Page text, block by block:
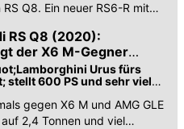
Q8. Ein neuer RS6-R mit
RS Q8 (2020):
der X6 M-Gegner
Urus fürs
stellt 600 PS und sehr viel
das?
gegen X6 M und AMG GLE
2,4 Tonnen und viel